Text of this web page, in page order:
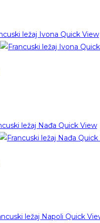
Quick View
Quick View
Quick
Quick